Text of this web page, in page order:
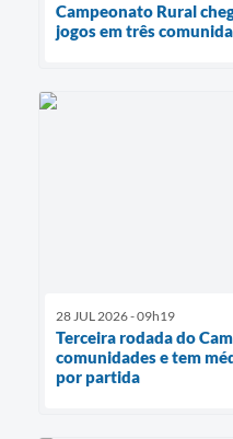
Campeonato Rural
jogos em três
28 JUL 2026 - 09h19
Terceira rodada do
comunidades e tem
por partida